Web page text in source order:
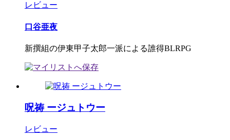
レビュー
口谷亜夜
新撰組の伊東甲子太郎一派による誰得BLRPG
呪祷 ージュトウー
レビュー